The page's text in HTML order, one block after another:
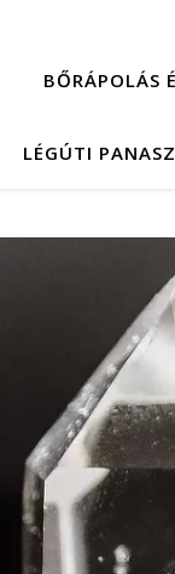
BŐRÁPOLÁS
LÉGÚTI